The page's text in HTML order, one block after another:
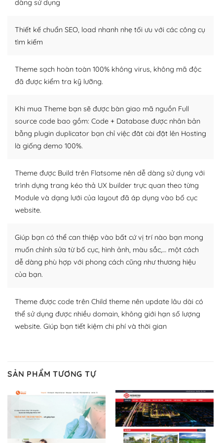
WordPress là nơi lưu trữ cho một diễn đàn cộng đồng
người cuồng tín WordPress.
Nếu bạn gặp khó khăn, bạn có thể lên mạng và tìm
lời, giải đáp vấn đề của bạn.
Cộng đồng sử dụng WordPress sẵn sàng hỗ trợ bạn
– Đa dạng plugin và themes
Plugin mở rộng là thành phần cài đặt thêm vào
WordPress để tăng thêm các tính năng cần thiết. Có
nhiều plugin trả phí hoặc miễn phí.
Nhờ lượng người dùng đông đảo, thư viện themes và
thích chọn lựa plugin và themes phù hợp cho mục đích
lập website của mình.
WordPress đa dạng plugin và themes
Với mọi Hosting bất kỳ thì WordPress đều có thể dễ
dàng thiết lập vì thực tế nó đã cung cấp khoảng 60%
trang web WordPress của bạn.
Dễ dàng lựa chọn Hosting cho website WordPress
– Bảo mật cực tốt
Vì WordPress hiện là nền tảng xây dựng trang web và
dàng sử dụng
Thiết kế chuẩn SEO, load nhanh nhẹ tối ưu với các công cụ
tìm kiếm
Theme sạch hoàn toàn 100% không virus, không mã độc
đã được kiểm tra kỹ lưỡng.
Khi mua Theme bạn sẽ được bàn giao mã nguồn Full
source code bao gồm: Code + Database được nhân bản
bằng plugin duplicator bạn chỉ việc đăt cài đặt lên Hosting
là giống demo 100%.
Theme được Build trên Flatsome nên dễ dàng sử dụng với
trình dựng trang kéo thả UX builder trực quan theo từng
Module và dạng lưới của layout đã áp dụng vào bố cục
website.
Giúp bạn có thể can thiệp vào bất cứ vị trí nào bạn mong
muốn chỉnh sửa từ bố cục, hình ảnh, màu sắc,… một cách
dễ dàng phù hợp với phong cách cũng như thương hiệu
của bạn.
Theme được code trên Child theme nên update lâu dài có
thể sử dụng được nhiều domain, không giới hạn số lượng
website. Giúp bạn tiết kiệm chi phí và thời gian
SẢN PHẨM TƯƠNG TỰ